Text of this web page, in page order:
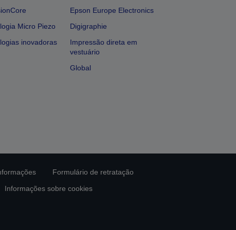
Micro Piezo
inovadoras
Epson Europe Electronics
Digigraphie
Impressão direta em
vestuário
Global
Formulário de retratação
Informações sobre cookies